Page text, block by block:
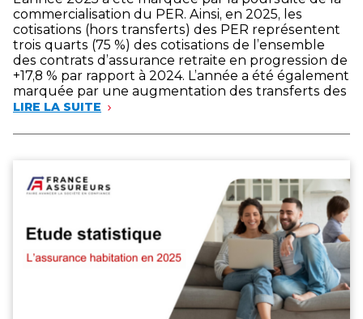
commercialisation du PER. Ainsi, en 2025, les
cotisations (hors transferts) des PER représentent
trois quarts (75 %) des cotisations de l’ensemble
des contrats d’assurance retraite en progression de
+17,8 % par rapport à 2024. L’année a été également
marquée par une augmentation des transferts des
LIRE LA SUITE